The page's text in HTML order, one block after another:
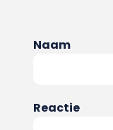
Naam
Reactie